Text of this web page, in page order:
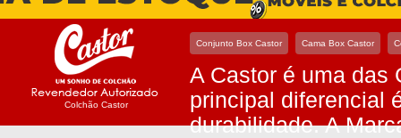
Colchão Castor
Conjunto Box Castor Cama Box Castor
A Castor é uma das
principal diferencial
durabilidade. A